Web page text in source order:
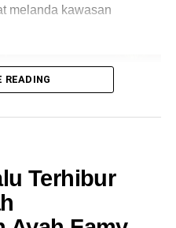
disifatkan sebagai tidak
ini sebagai satu bentuk
yang mengaitkannya
kalangan generasi
melanda kawasan
READING
Terhibur